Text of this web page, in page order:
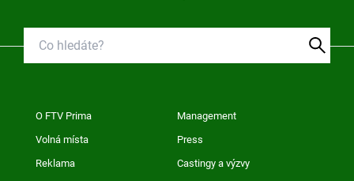
O FTV Prima Management
Volná místa Press
Reklama Castingy a výzvy